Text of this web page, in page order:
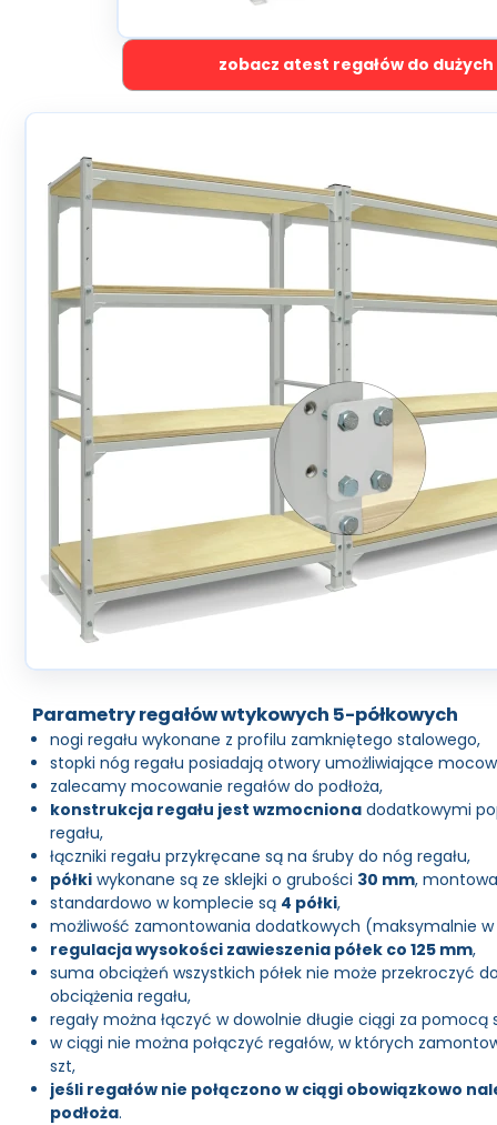
zobacz atest regałów do
Parametry regałów wtykowych 5-półkowych
nogi regału wykonane z profilu zamkniętego stalowego,
stopki nóg regału posiadają otwory umożliwiające
zalecamy mocowanie regałów do podłoża,
konstrukcja regału jest wzmocniona dodatkowymi
regału,
łączniki regału przykręcane są na śruby do nóg regału,
półki wykonane są ze sklejki o grubości 30 mm,
standardowo w komplecie są 4 półki,
możliwość zamontowania dodatkowych (maksymalnie w
regulacja wysokości zawieszenia półek co 125 mm,
suma obciążeń wszystkich półek nie może przekroczyć
obciążenia regału,
regały można łączyć w dowolnie długie ciągi za pomocą
w ciągi nie można połączyć regałów, w których
szt,
jeśli regałów nie połączono w ciągi obowiązkowo
podłoża.